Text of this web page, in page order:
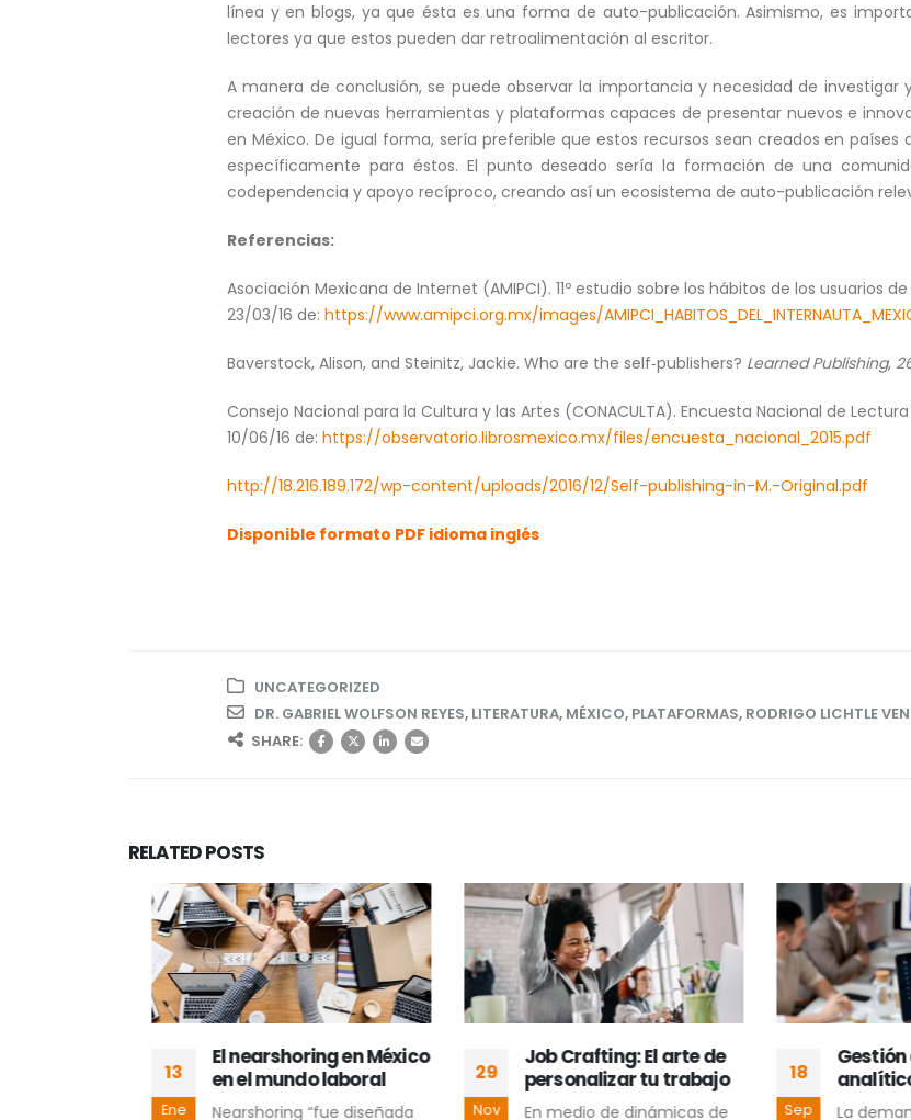
línea y en blogs, ya que ésta es una forma de auto-publicación. Asimismo, es
lectores ya que estos pueden dar retroalimentación al escritor.
A manera de conclusión, se puede observar la importancia y necesidad de
creación de nuevas herramientas y plataformas capaces de presentar nuevos e
en México. De igual forma, sería preferible que estos recursos sean creados en países
específicamente para éstos. El punto deseado sería la formación de una
codependencia y apoyo recíproco, creando así un ecosistema de auto-publicación
Referencias:
Asociación Mexicana de Internet (AMIPCI). 11º estudio sobre los hábitos de los usuarios
23/03/16 de: https://www.amipci.org.mx/images/
Baverstock, Alison, and Steinitz, Jackie. Who are the self‐publishers? Learned Publishing,
Consejo Nacional para la Cultura y las Artes (CONACULTA). Encuesta Nacional de Lectura
10/06/16 de: https://observatorio.librosmexico.mx/files/encuesta_nacional_2015.pdf
http://18.216.189.172/wp-content/uploads/2016/12/Self-publishing-in-M.-Original.pdf
Disponible formato PDF idioma inglés
UNCATEGORIZED
DR. GABRIEL WOLFSON REYES, LITERATURA, MÉXICO, PLATAFORMAS, RODRIGO LICHTLE
SHARE:
RELATEDPOSTS
Ene
El nearshoring en México
en el mundo laboral
Nearshoring “fue diseñada
Nov
Job Crafting: El arte de
personalizar tu trabajo
En medio de dinámicas de
Sep
Gestión
analítico
La